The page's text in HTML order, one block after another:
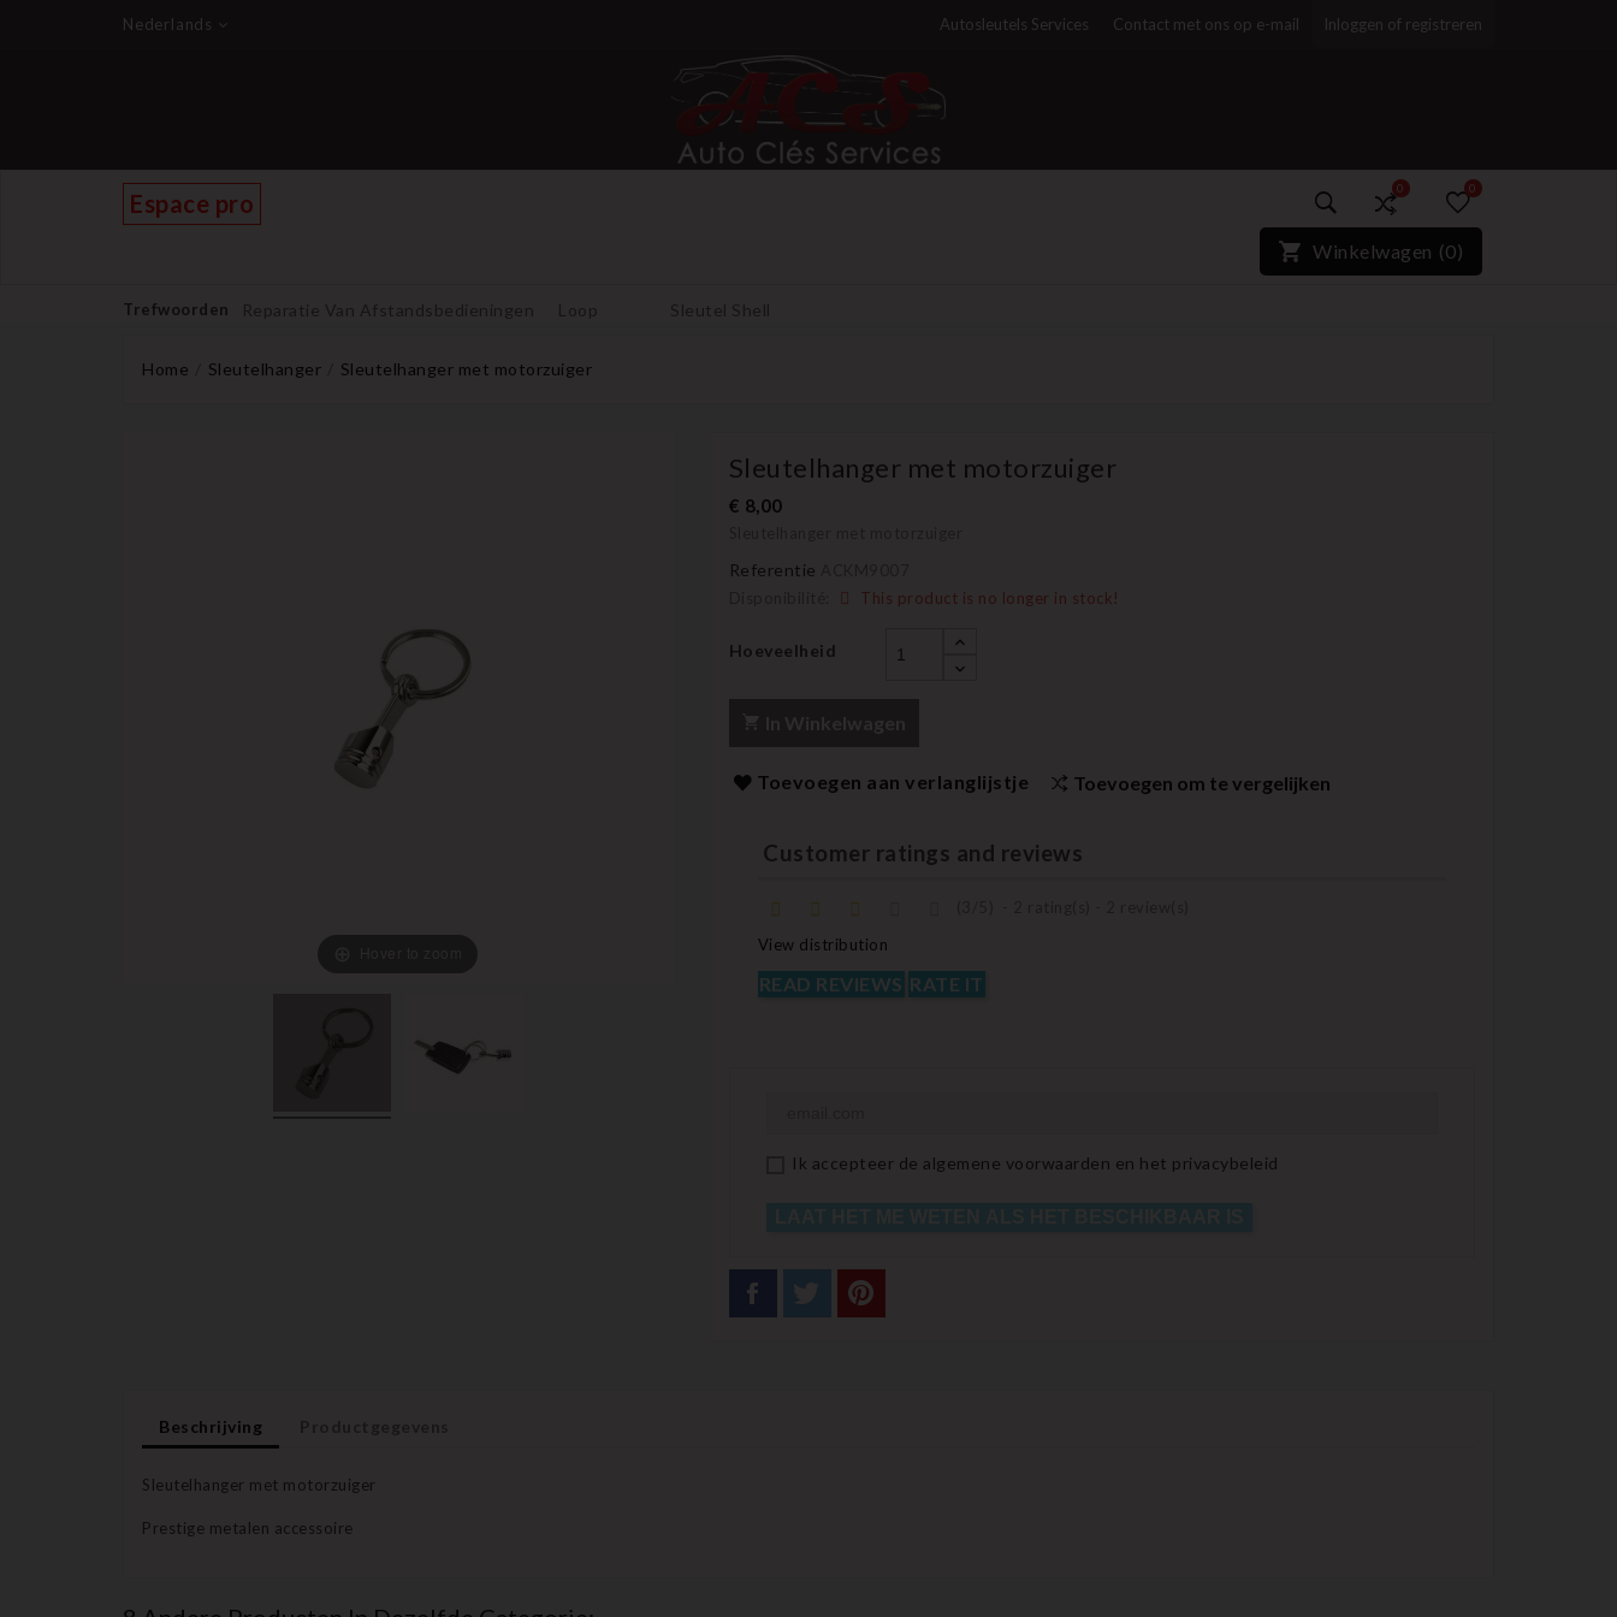
Nederlands Autosleutels Services Contact met ons op e-mail Inloggen of registreren
Espace pro
0
)*}
0
Winkelwagen (0)
Trefwoorden Reparatie Van Afstandsbedieningen Loop Sleutel Shell
Home Sleutelhanger Sleutelhanger met motorzuiger
Sleutelhanger met motorzuiger
€ 8,00
Referentie
This product is no longer in stock!
Hoeveelheid
Toevoegen aan verlanglijstje Toevoegen om te vergelijken
Customer ratings and reviews
View distribution
READ REVIEWS RATE IT
Ik accepteer de algemene voorwaarden en het privacybeleid
Beschrijving
Sleutelhanger met motorzuiger
Prestige metalen accessoire